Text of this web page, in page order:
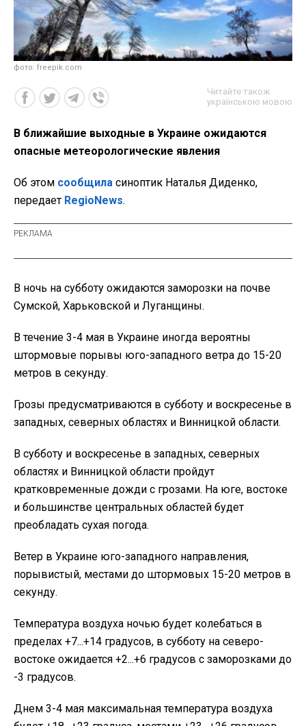
фото: freepik.com
Читайте також
українською мовою
В ближайшие выходные в Украине ожидаются
опасные метеорологические явления
Об этом сообщила синоптик Наталья Диденко,
передает RegioNews.
В ночь на субботу ожидаются заморозки на почве
Сумской, Харьковской и Луганщины.
В течение 3-4 мая в Украине иногда вероятны
штормовые порывы юго-западного ветра до 15-20
метров в секунду.
Грозы предусматриваются в субботу и воскресенье в
западных, северных областях и Винницкой области.
В субботу и воскресенье в западных, северных
областях и Винницкой области пройдут
кратковременные дожди с грозами. На юге, востоке
и большинстве центральных областей будет
преобладать сухая погода.
Ветер в Украине юго-западного направления,
порывистый, местами до штормовых 15-20 метров в
секунду.
Температура воздуха ночью будет колебаться в
пределах +7...+14 градусов, в субботу на северо-
востоке ожидается +2...+6 градусов с заморозками до
-3 градусов.
Днем 3-4 мая максимальная температура воздуха